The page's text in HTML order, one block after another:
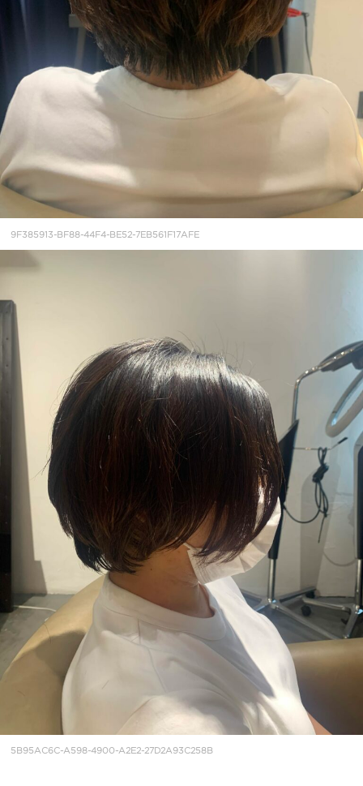
9F385913-BF88-44F4-BE52-7EB561F17AFE
5B95AC6C-A598-4900-A2E2-27D2A93C258B